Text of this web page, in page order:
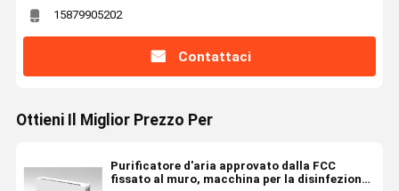
15879905202
Contattaci
Ottieni Il Miglior Prezzo Per
Purificatore d'aria approvato dalla FCC
fissato al muro, macchina per la disinfezione